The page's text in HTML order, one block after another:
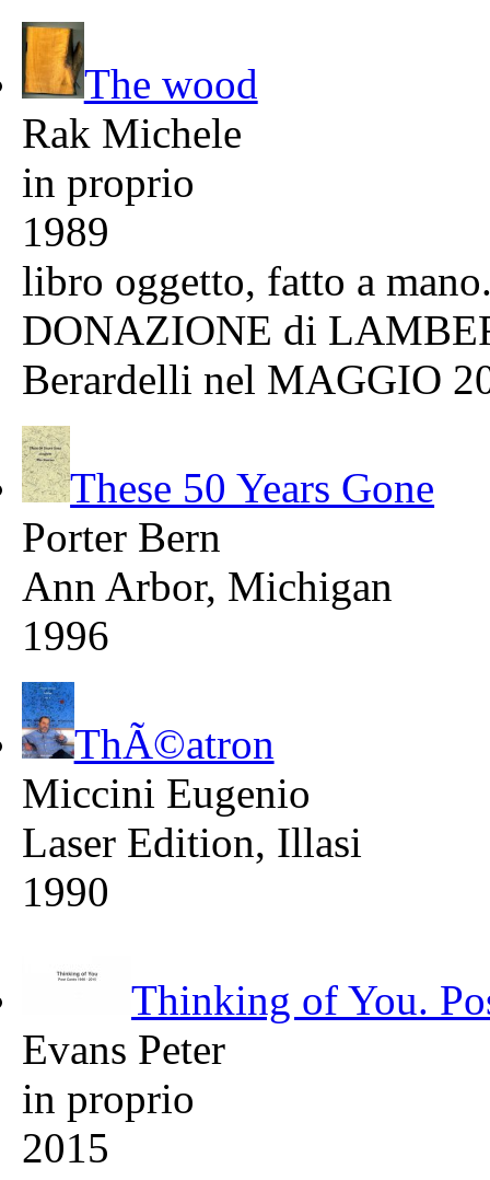
The wood
Rak Michele
in proprio
1989
libro oggetto, fatto a
DONAZIONE di
Berardelli nel MAGGIO
These 50 Years Gone
Porter Bern
Ann Arbor, Michigan
1996
ThÃ©atron
Miccini Eugenio
Laser Edition, Illasi
1990
Thinking of You.
Evans Peter
in proprio
2015